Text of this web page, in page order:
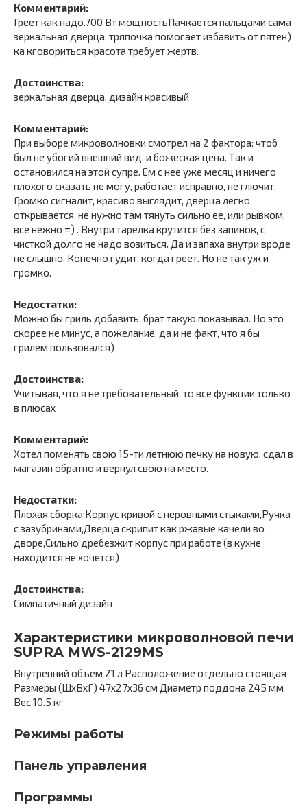
Комментарий:
Греет как надо.700 Вт мощностьПачкается пальцами сама
зеркальная дверца, тряпочка помогает избавить от пятен)
ка кговориться красота требует жертв.
Достоинства:
зеркальная дверца, дизайн красивый
Комментарий:
При выборе микроволновки смотрел на 2 фактора: чтоб
был не убогий внешний вид, и божеская цена. Так и
остановился на этой супре. Ем с нее уже месяц и ничего
плохого сказать не могу, работает исправно, не глючит.
Громко сигналит, красиво выглядит, дверца легко
открывается, не нужно там тянуть сильно ее, или рывком,
все нежно =) . Внутри тарелка крутится без запинок, с
чисткой долго не надо возиться. Да и запаха внутри вроде
не слышно. Конечно гудит, когда греет. Но не так уж и
громко.
Недостатки:
Можно бы гриль добавить, брат такую показывал. Но это
скорее не минус, а пожелание, да и не факт, что я бы
грилем пользовался)
Достоинства:
Учитывая, что я не требовательный, то все функции только
в плюсах
Комментарий:
Хотел поменять свою 15-ти летнюю печку на новую, сдал в
магазин обратно и вернул свою на место.
Недостатки:
Плохая сборка:Корпус кривой с неровными стыками,Ручка
с зазубринами,Дверца скрипит как ржавые качели во
дворе,Сильно дребезжит корпус при работе (в кухне
находится не хочется)
Достоинства:
Симпатичный дизайн
Характеристики микроволновой печи
SUPRA MWS-2129MS
Внутренний объем 21 л Расположение отдельно стоящая
Размеры (ШxВxГ) 47x27x36 cм Диаметр поддона 245 мм
Вес 10.5 кг
Режимы работы
Панель управления
Программы